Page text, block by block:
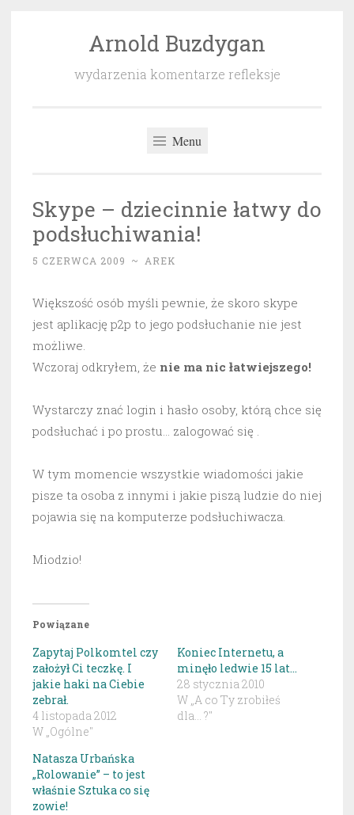
Arnold Buzdygan
wydarzenia komentarze refleksje
Menu
Skype – dziecinnie łatwy do
podsłuchiwania!
5 CZERWCA 2009 ~ AREK
Większość osób myśli pewnie, że skoro skype
jest aplikację p2p to jego podsłuchanie nie jest
możliwe.
Wczoraj odkryłem, że nie ma nic łatwiejszego!
Wystarczy znać login i hasło osoby, którą chce się
podsłuchać i po prostu… zalogować się .
W tym momencie wszystkie wiadomości jakie
pisze ta osoba z innymi i jakie piszą ludzie do niej
pojawia się na komputerze podsłuchiwacza.
Miodzio!
Powiązane
Zapytaj Polkomtel czy
założył Ci teczkę. I
jakie haki na Ciebie
zebrał.
4 listopada 2012
W „Ogólne"
Koniec Internetu, a
minęło ledwie 15 lat…
28 stycznia 2010
W „A co Ty zrobiłeś
dla... ?"
Natasza Urbańska
„Rolowanie” – to jest
właśnie Sztuka co się
zowie!